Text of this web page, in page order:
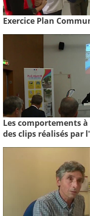
Exercice Plan
Les comportements
des clips réalisés par